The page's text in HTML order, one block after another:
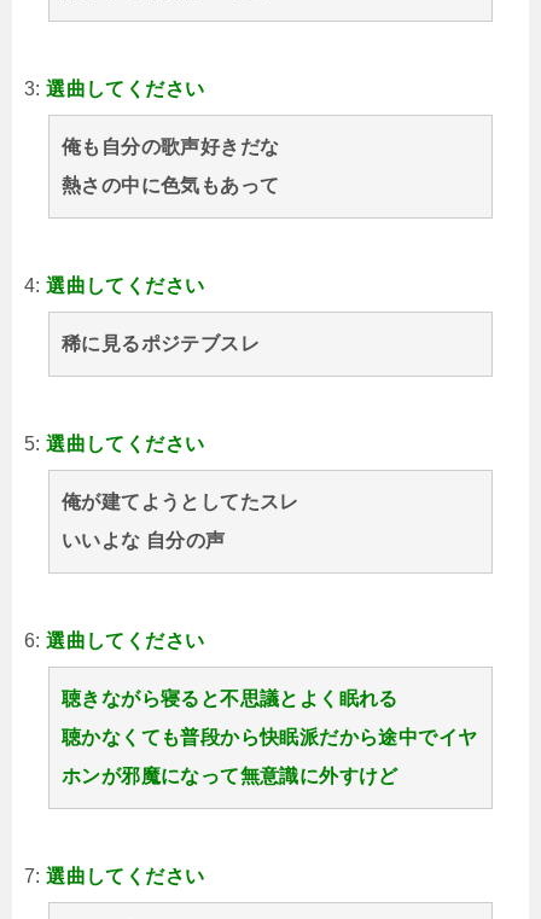
3:選曲してください
俺も自分の歌声好きだな
熱さの中に色気もあって
4:選曲してください
稀に見るポジテブスレ
5:選曲してください
俺が建てようとしてたスレ
いいよな 自分の声
6:選曲してください
聴きながら寝ると不思議とよく眠れる
聴かなくても普段から快眠派だから途中でイヤ
ホンが邪魔になって無意識に外すけど
7:選曲してください